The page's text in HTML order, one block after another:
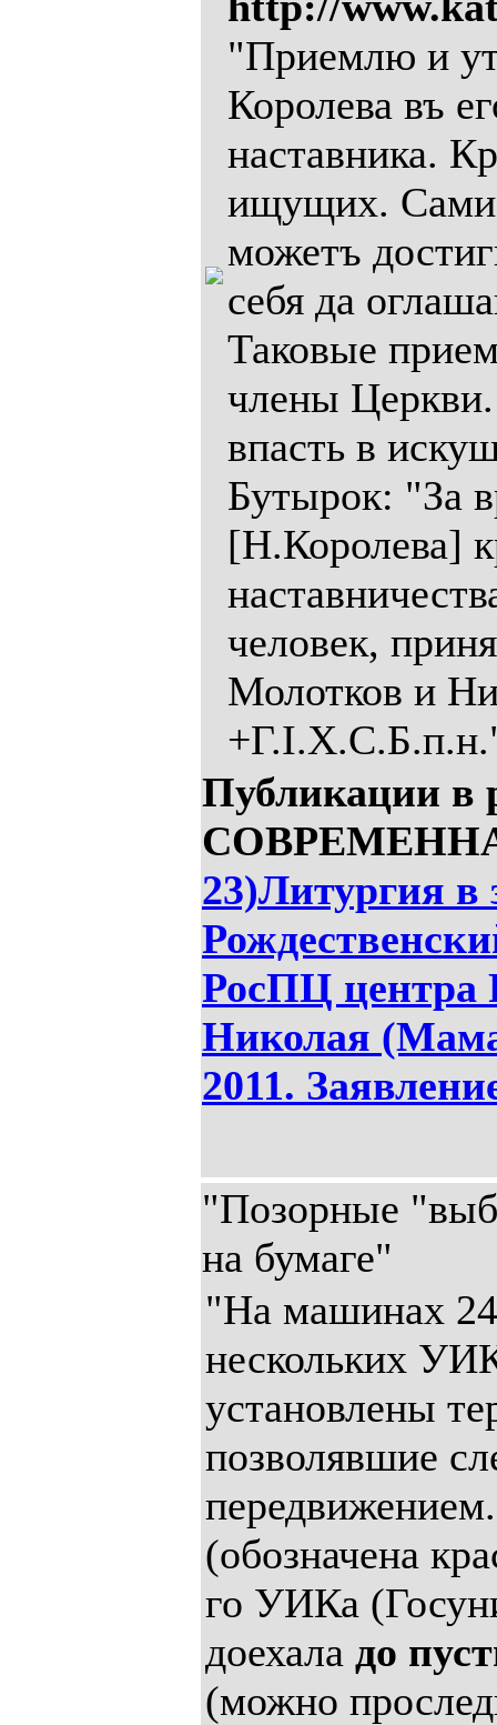
"Приемлю и
Королева въ
наставника.
ищущих.
можетъ
себя да
Таковые
члены
впасть в
Бутырок: "За
[Н.Королева]
человек,
Молотков и
Публикации в
23)Литургия в
РосПЦ центра
Николая
2011.
"Позорные
на бумаге"
"На машинах
нескольких
установлены
позволявшие
(обозначена
го УИКа
доехала до
(можно